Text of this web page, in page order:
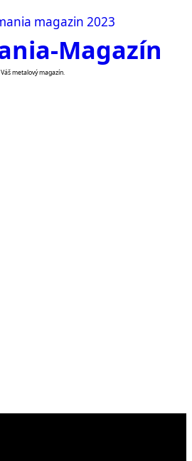
Magazín
Váš metalový magazín.